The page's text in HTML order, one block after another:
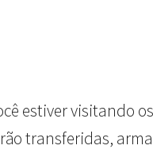
estiver visitando
transferidas,